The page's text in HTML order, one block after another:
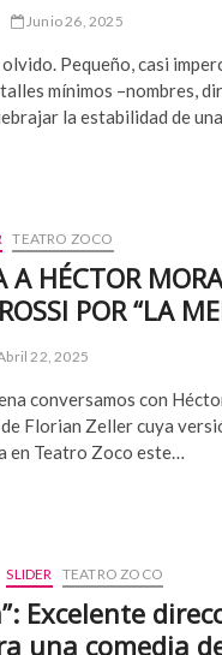
Junio 26, 2025
Pequeño, casi
mínimos –nombres,
la estabilidad de
TEATRO ZOCO
A HÉCTOR
POR “LA
22, 2025
conversamos con
de Florian Zeller cuya
en Teatro Zoco este…
SLIDER TEATRO ZOCO
Excelente
una comedia